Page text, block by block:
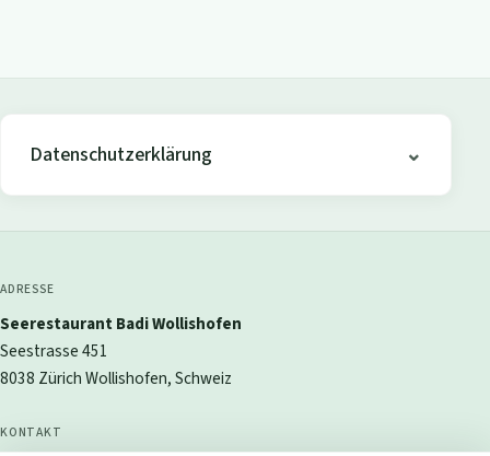
Datenschutzerklärung
ADRESSE
Seerestaurant Badi Wollishofen
Seestrasse 451
8038 Zürich Wollishofen, Schweiz
KONTAKT